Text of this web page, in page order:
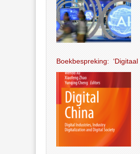
Boekbespreking: ‘Digitaal